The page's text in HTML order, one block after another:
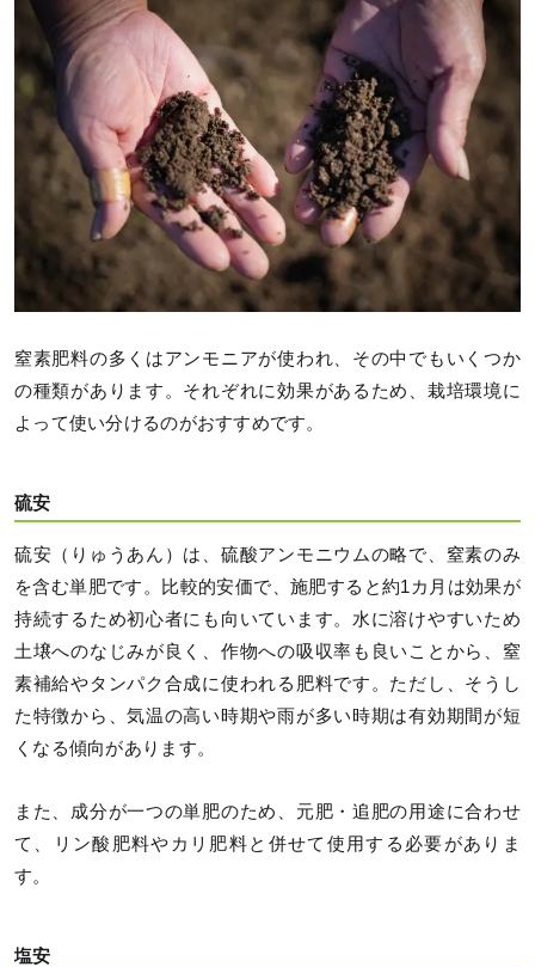
窒素肥料の多くはアンモニアが使われ、その中でもいくつか
の種類があります。それぞれに効果があるため、栽培環境に
よって使い分けるのがおすすめです。
硫安
硫安（りゅうあん）は、硫酸アンモニウムの略で、窒素のみ
を含む単肥です。比較的安価で、施肥すると約1カ月は効果が
持続するため初心者にも向いています。水に溶けやすいため
土壌へのなじみが良く、作物への吸収率も良いことから、窒
素補給やタンパク合成に使われる肥料です。ただし、そうし
た特徴から、気温の高い時期や雨が多い時期は有効期間が短
くなる傾向があります。
また、成分が一つの単肥のため、元肥・追肥の用途に合わせ
て、リン酸肥料やカリ肥料と併せて使用する必要がありま
す。
塩安